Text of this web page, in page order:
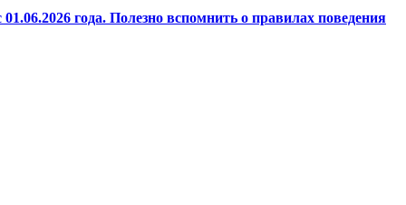
года. Полезно вспомнить о правилах поведения